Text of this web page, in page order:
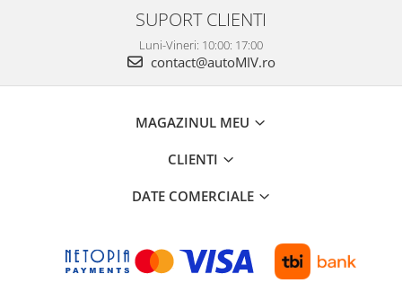
SUPORT CLIENTI
Luni-Vineri: 10:00: 17:00
contact@autoMIV.ro
MAGAZINUL MEU
CLIENTI
DATE COMERCIALE